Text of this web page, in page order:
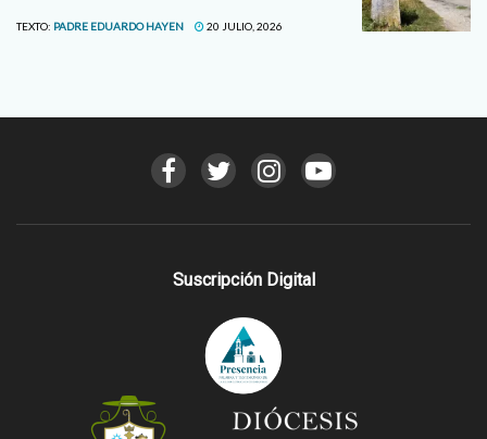
TEXTO: PADRE EDUARDO HAYEN 20 JULIO, 2026
Suscripción Digital